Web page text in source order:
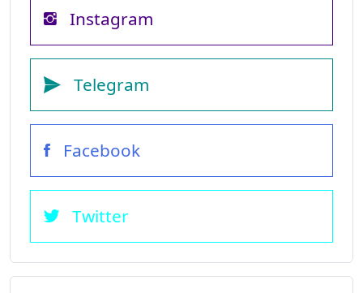
Instagram
Telegram
Facebook
Twitter